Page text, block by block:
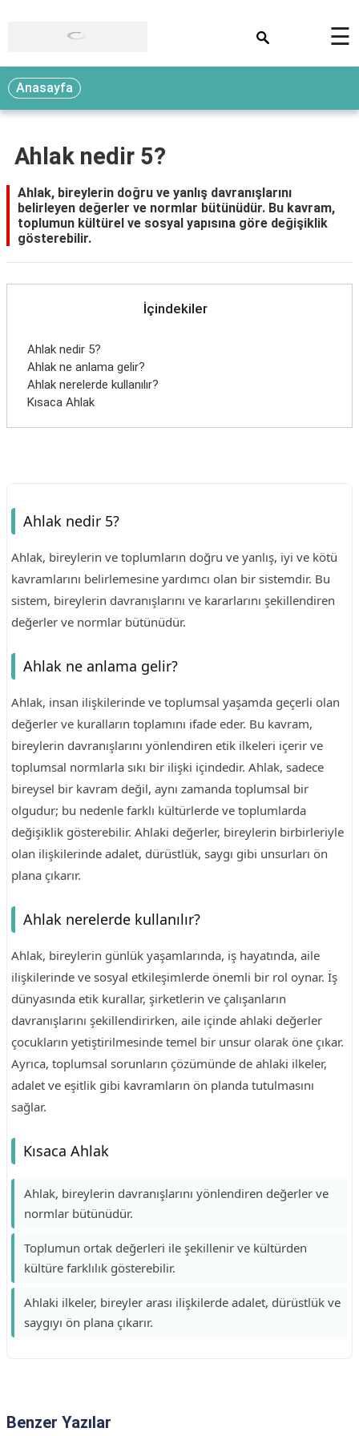
☰
Anasayfa
Ahlak nedir 5?
Ahlak, bireylerin doğru ve yanlış davranışlarını
belirleyen değerler ve normlar bütünüdür. Bu kavram,
toplumun kültürel ve sosyal yapısına göre değişiklik
gösterebilir.
İçindekiler
Ahlak nedir 5?
Ahlak ne anlama gelir?
Ahlak nerelerde kullanılır?
Kısaca Ahlak
Ahlak nedir 5?
Ahlak, bireylerin ve toplumların doğru ve yanlış, iyi ve kötü
kavramlarını belirlemesine yardımcı olan bir sistemdir. Bu
sistem, bireylerin davranışlarını ve kararlarını şekillendiren
değerler ve normlar bütünüdür.
Ahlak ne anlama gelir?
Ahlak, insan ilişkilerinde ve toplumsal yaşamda geçerli olan
değerler ve kuralların toplamını ifade eder. Bu kavram,
bireylerin davranışlarını yönlendiren etik ilkeleri içerir ve
toplumsal normlarla sıkı bir ilişki içindedir. Ahlak, sadece
bireysel bir kavram değil, aynı zamanda toplumsal bir
olgudur; bu nedenle farklı kültürlerde ve toplumlarda
değişiklik gösterebilir. Ahlaki değerler, bireylerin birbirleriyle
olan ilişkilerinde adalet, dürüstlük, saygı gibi unsurları ön
plana çıkarır.
Ahlak nerelerde kullanılır?
Ahlak, bireylerin günlük yaşamlarında, iş hayatında, aile
ilişkilerinde ve sosyal etkileşimlerde önemli bir rol oynar. İş
dünyasında etik kurallar, şirketlerin ve çalışanların
davranışlarını şekillendirirken, aile içinde ahlaki değerler
çocukların yetiştirilmesinde temel bir unsur olarak öne çıkar.
Ayrıca, toplumsal sorunların çözümünde de ahlaki ilkeler,
adalet ve eşitlik gibi kavramların ön planda tutulmasını
sağlar.
Kısaca Ahlak
Ahlak, bireylerin davranışlarını yönlendiren değerler ve
normlar bütünüdür.
Toplumun ortak değerleri ile şekillenir ve kültürden
kültüre farklılık gösterebilir.
Ahlaki ilkeler, bireyler arası ilişkilerde adalet, dürüstlük ve
saygıyı ön plana çıkarır.
Benzer Yazılar